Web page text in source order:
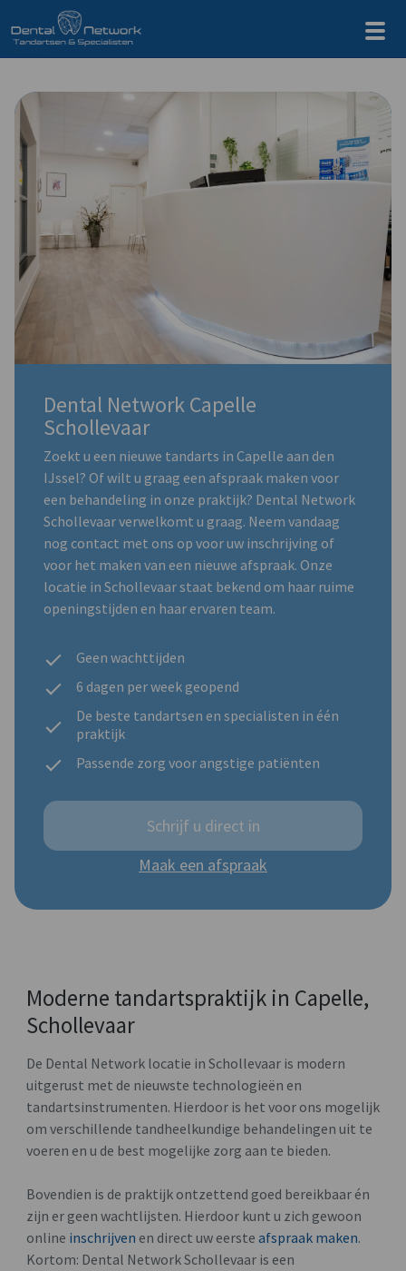
Dental Network Capelle
Schollevaar
Zoekt u een nieuwe tandarts in Capelle aan den
IJssel? Of wilt u graag een afspraak maken voor
een behandeling in onze praktijk? Dental Network
Schollevaar verwelkomt u graag. Neem vandaag
nog contact met ons op voor uw inschrijving of
voor het maken van een nieuwe afspraak. Onze
locatie in Schollevaar staat bekend om haar ruime
openingstijden en haar ervaren team.
Geen wachttijden
6 dagen per week geopend
De beste tandartsen en specialisten in één
praktijk
Passende zorg voor angstige patiënten
Schrijf u direct in
Maak een afspraak
Moderne tandartspraktijk in Capelle,
Schollevaar
De Dental Network locatie in Schollevaar is modern
uitgerust met de nieuwste technologieën en
tandartsinstrumenten. Hierdoor is het voor ons mogelijk
om verschillende tandheelkundige behandelingen uit te
voeren en u de best mogelijke zorg aan te bieden.
Bovendien is de praktijk ontzettend goed bereikbaar én
zijn er geen wachtlijsten. Hierdoor kunt u zich gewoon
online inschrijven en direct uw eerste afspraak maken.
Kortom: Dental Network Schollevaar is een